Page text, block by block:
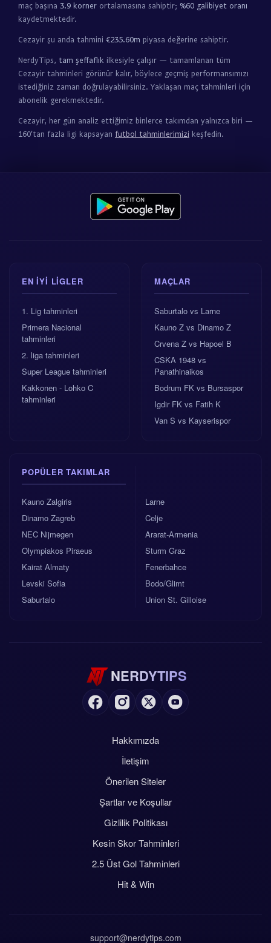
maç başına 3.9 korner ortalamasına sahiptir; %60 galibiyet oranı
kaydetmektedir.
Cezayir şu anda tahmini €235.60m piyasa değerine sahiptir.
NerdyTips, tam şeffaflık ilkesiyle çalışır — tamamlanan tüm
Cezayir tahminleri görünür kalır, böylece geçmiş performansımızı
istediğiniz zaman doğrulayabilirsiniz. Yaklaşan maç tahminleri için
abonelik gerekmektedir.
Cezayir, her gün analiz ettiğimiz binlerce takımdan yalnızca biri —
160'tan fazla ligi kapsayan futbol tahminlerimizi keşfedin.
EN IYI LIGLER
1. Lig tahminleri
Primera Nacional
tahminleri
2. liga tahminleri
Super League tahminleri
Kakkonen - Lohko C
tahminleri
MAÇLAR
Saburtalo vs Larne
Kauno Z vs Dinamo Z
Crvena Z vs Hapoel B
CSKA 1948 vs
Panathinaikos
Bodrum FK vs Bursaspor
Igdir FK vs Fatih K
Van S vs Kayserispor
POPÜLER TAKIMLAR
Kauno Zalgiris
Dinamo Zagreb
NEC Nijmegen
Olympiakos Piraeus
Kairat Almaty
Levski Sofia
Saburtalo
Larne
Celje
Ararat-Armenia
Sturm Graz
Fenerbahce
Bodo/Glimt
Union St. Gilloise
NERDYTIPS
Hakkımızda
İletişim
Önerilen Siteler
Şartlar ve Koşullar
Gizlilik Politikası
Kesin Skor Tahminleri
2.5 Üst Gol Tahminleri
Hit & Win
support@nerdytips.com